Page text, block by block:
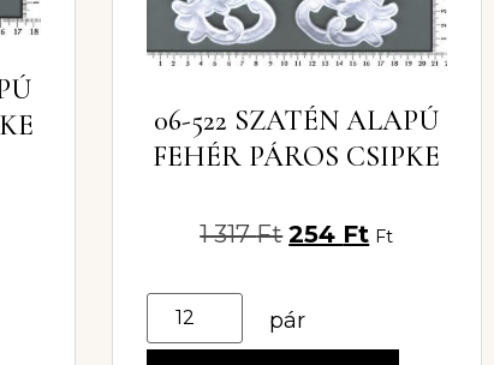
06-522 SZATÉN ALAPÚ
FEHÉR PÁROS CSIPKE
1 317Ft 254 Ft Ft
pár